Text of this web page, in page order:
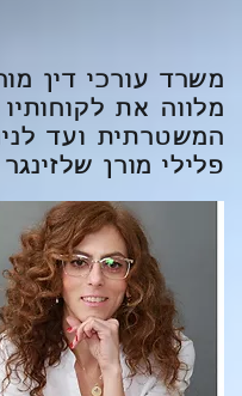
משרד עורכי דין
מלווה את
המשטרתית ועד
פלילי מורן